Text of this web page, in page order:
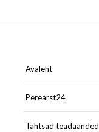
Avaleht
Perearst24
Tähtsad teadaanded